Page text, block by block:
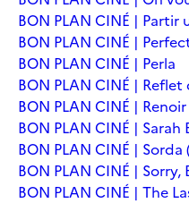
BON PLAN CINÉ | Partir
BON PLAN CINÉ |
BON PLAN CINÉ | Perla
BON PLAN CINÉ |
BON PLAN CINÉ | Renoir
BON PLAN CINÉ |
BON PLAN CINÉ |
BON PLAN CINÉ | Sorry,
BON PLAN CINÉ | The